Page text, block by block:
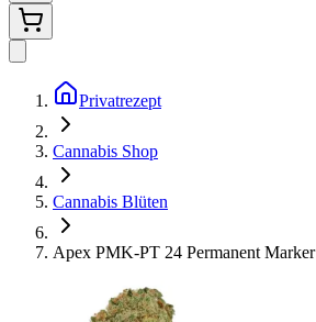
Privatrezept
Cannabis Shop
Cannabis Blüten
Apex PMK-PT 24 Permanent Marker